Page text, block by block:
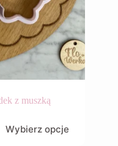
z muszką
Wybierz opcje